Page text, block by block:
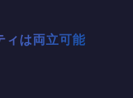
ィは両立可能